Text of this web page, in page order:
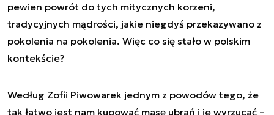
pewien powrót do tych mitycznych korzeni,
tradycyjnych mądrości, jakie niegdyś przekazywano z
pokolenia na pokolenia. Więc co się stało w polskim
kontekście?
Według Zofii Piwowarek jednym z powodów tego, że
tak łatwo jest nam kupować masę ubrań i je wyrzucać –